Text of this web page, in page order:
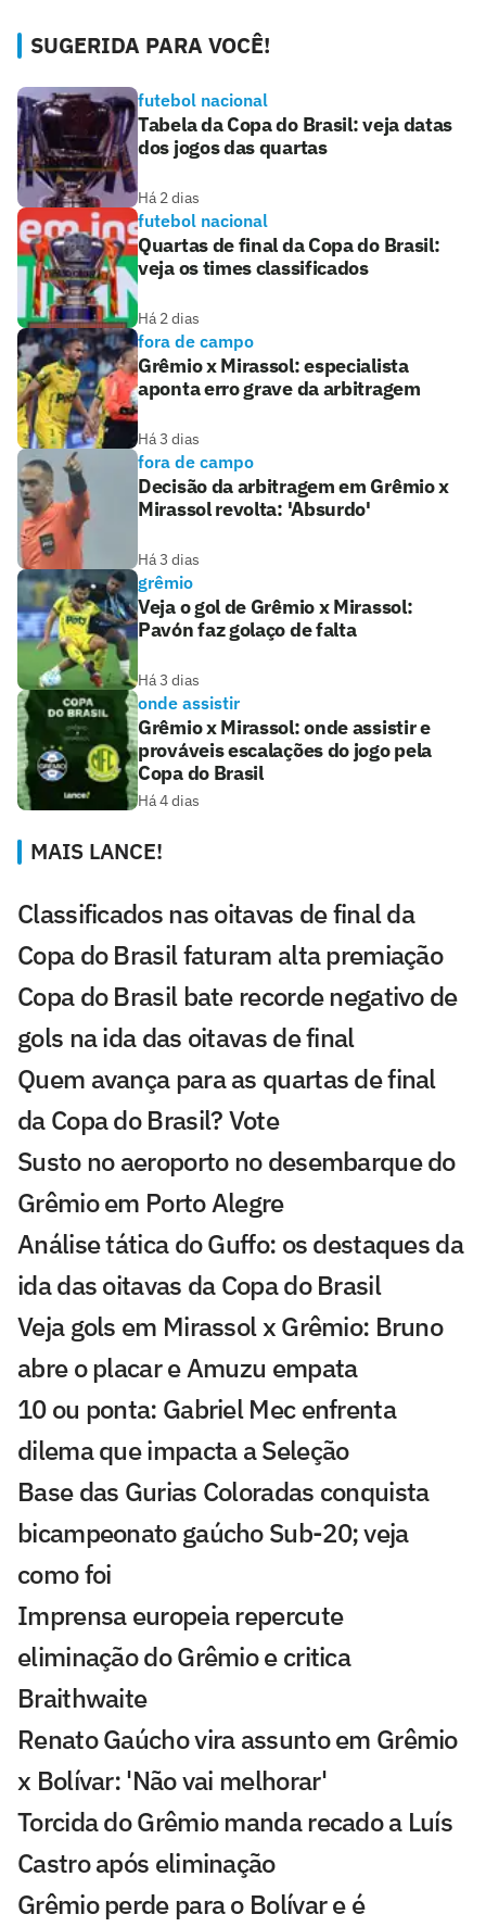
SUGERIDA PARA VOCÊ!
futebol nacional
Tabela da Copa do Brasil: veja datas
dos jogos das quartas
Há 2 dias
futebol nacional
Quartas de final da Copa do Brasil:
veja os times classificados
Há 2 dias
fora de campo
Grêmio x Mirassol: especialista
aponta erro grave da arbitragem
Há 3 dias
fora de campo
Decisão da arbitragem em Grêmio x
Mirassol revolta: 'Absurdo'
Há 3 dias
grêmio
Veja o gol de Grêmio x Mirassol:
Pavón faz golaço de falta
Há 3 dias
onde assistir
Grêmio x Mirassol: onde assistir e
prováveis escalações do jogo pela
Copa do Brasil
Há 4 dias
MAIS LANCE!
Classificados nas oitavas de final da
Copa do Brasil faturam alta premiação
Copa do Brasil bate recorde negativo de
gols na ida das oitavas de final
Quem avança para as quartas de final
da Copa do Brasil? Vote
Susto no aeroporto no desembarque do
Grêmio em Porto Alegre
Análise tática do Guffo: os destaques da
ida das oitavas da Copa do Brasil
Veja gols em Mirassol x Grêmio: Bruno
abre o placar e Amuzu empata
10 ou ponta: Gabriel Mec enfrenta
dilema que impacta a Seleção
Base das Gurias Coloradas conquista
bicampeonato gaúcho Sub-20; veja
como foi
Imprensa europeia repercute
eliminação do Grêmio e critica
Braithwaite
Renato Gaúcho vira assunto em Grêmio
x Bolívar: 'Não vai melhorar'
Torcida do Grêmio manda recado a Luís
Castro após eliminação
Grêmio perde para o Bolívar e é